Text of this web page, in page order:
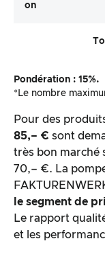
On
Pondération : 15%.
*Le nombre
Pour des
85,– € sont
très bon marché
70,– €. La
le segment de
Le rapport
et les